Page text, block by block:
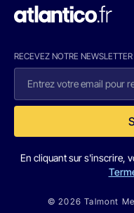
RECEVEZ NOTRE NEWSLETTER
En cliquant sur s'inscrire,
© 2026 Talmont